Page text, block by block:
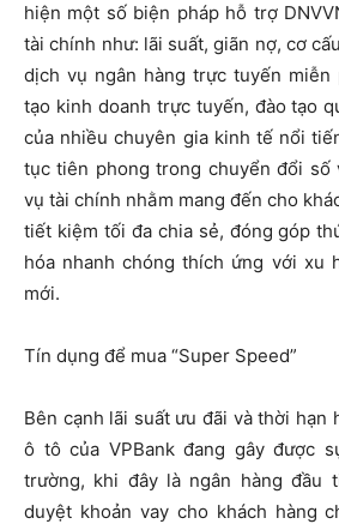
hiện một số biện pháp hỗ trợ
tài chính như: lãi suất, giãn nợ, cơ
dịch vụ ngân hàng trực tuyến miễn
tạo kinh doanh trực tuyến, đào tạo
của nhiều chuyên gia kinh tế nổi
tục tiên phong trong chuyển đổi số
vụ tài chính nhằm mang đến cho
tiết kiệm tối đa chia sẻ, đóng góp
hóa nhanh chóng thích ứng với xu
mới.
Tín dụng để mua “Super Speed”
Bên cạnh lãi suất ưu đãi và thời hạn
ô tô của VPBank đang gây được
trường, khi đây là ngân hàng đầu
duyệt khoản vay cho khách hàng